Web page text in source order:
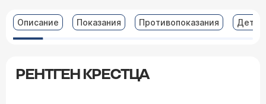
Описание Показания Противопоказания
РЕНТГЕН КРЕСТЦА